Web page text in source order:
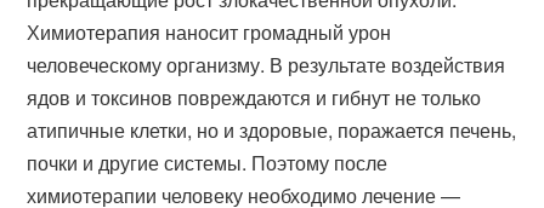
Химиотерапия наносит громадный урон
человеческому организму. В результате воздействия
ядов и токсинов повреждаются и гибнут не только
атипичные клетки, но и здоровые, поражается печень,
почки и другие системы. Поэтому после
химиотерапии человеку необходимо лечение —